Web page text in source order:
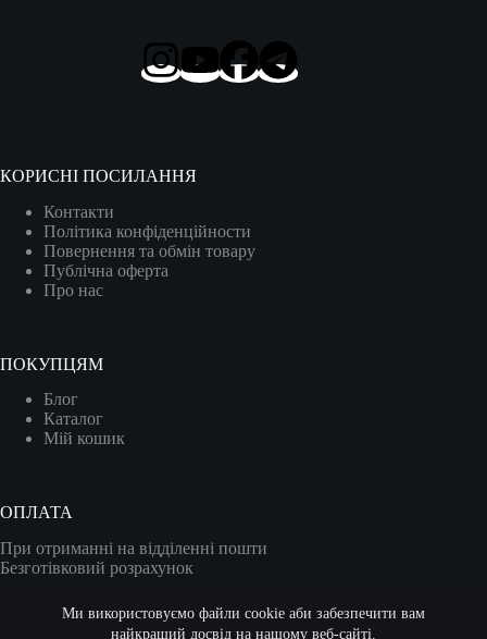
Ми використовуємо файли cookie аби забезпечити вам
найкращий досвід на нашому веб-сайті.
КОРИСНІ ПОСИЛАННЯ
Контакти
Політика конфіденційности
Повернення та обмін товару
Публічна оферта
Про нас
ПОКУПЦЯМ
Блог
Каталог
Мій кошик
ОПЛАТА
При отриманні на відділенні пошти
Безготівковий розрахунок